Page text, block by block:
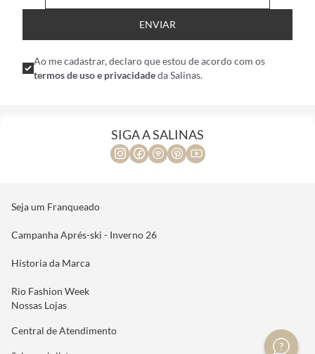
ENVIAR
Ao me cadastrar, declaro que estou de acordo com os
termos de uso e privacidadeda Salinas.
SIGA A SALINAS
Seja um Franqueado
Campanha Aprés-ski - Inverno 26
Historia da Marca
Rio Fashion Week
Nossas Lojas
Central de Atendimento